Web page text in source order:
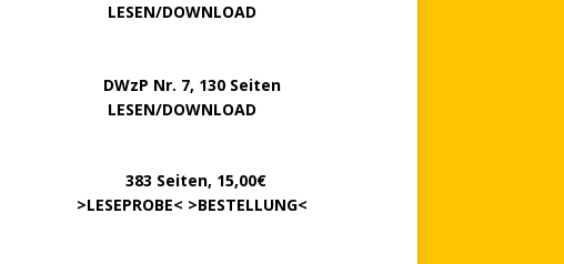
LESEN/DOWNLOAD
DWzP Nr. 7, 130 Seiten
LESEN/DOWNLOAD
383 Seiten, 15,00€
>LESEPROBE< >BESTELLUNG<